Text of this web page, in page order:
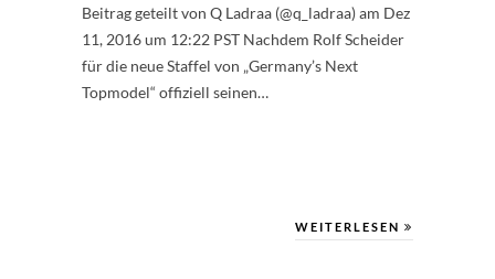
Beitrag geteilt von Q Ladraa (@q_ladraa) am Dez
11, 2016 um 12:22 PST Nachdem Rolf Scheider
für die neue Staffel von „Germany’s Next
Topmodel“ offiziell seinen…
WEITERLESEN